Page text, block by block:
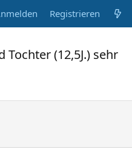
Registrieren
Tochter (12,5J.) sehr